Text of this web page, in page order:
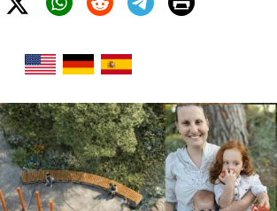
Twitter (X)